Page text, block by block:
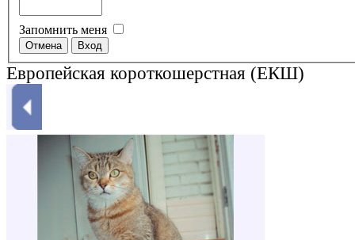
Запомнить меня
Европейская короткошерстная (ЕКШ)